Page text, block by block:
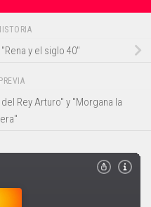
y el siglo 40"
Rey Arturo" y "Morgana la